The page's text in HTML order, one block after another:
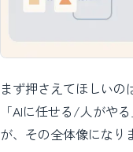
まず押さえてほしいの
「AIに任せる/人がや
が、その全体像になり